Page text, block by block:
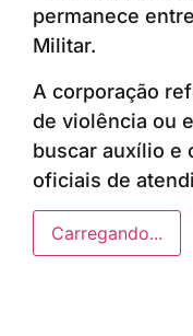
permanece
Militar.
A corporação
de violência ou
buscar auxílio e
oficiais de
Carregando...